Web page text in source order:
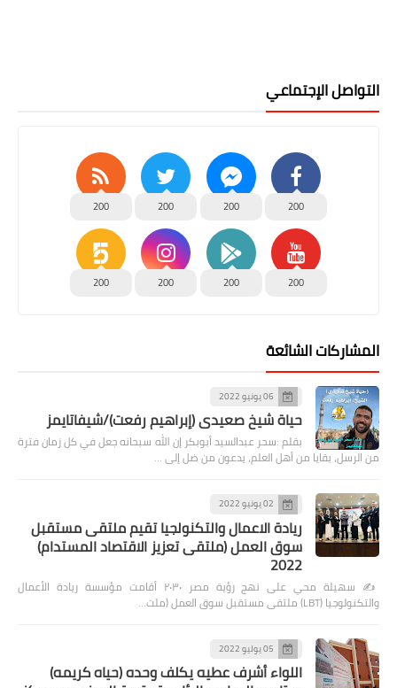
التواصل الإجتماعي
200
200
200
200
200
200
200
200
المشاركات الشائعة
06 يونيو 2022
حياة شيخ صعيدى (إبراهيم رفعت)/شيفاتايمز
بقلم :سحر عبدالسيد أبوبكر إن الله سبحانه جعل في كل زمان فترة
من الرسل، بقايا من أهل العلم، يدعون من ضل إلى …
02 يونيو 2022
ريادة الاعمال والتكنولجيا تقيم ملتقى مستقبل
سوق العمل (ملتقى تعزيز الاقتصاد المستدام)
2022
✍️ سهيلة محي على نهج رؤية مصر ٢٠٣٠ أقامت مؤسسة ريادة الأعمال
والتكنولوجيا (LBT) ملتقى مستقبل سوق العمل (ملت…
05 يوليو 2022
اللواء أشرف عطيه يكلف وحده (حياه كريمه)